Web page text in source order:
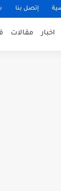
إتصل بنا
اخبار مقالات